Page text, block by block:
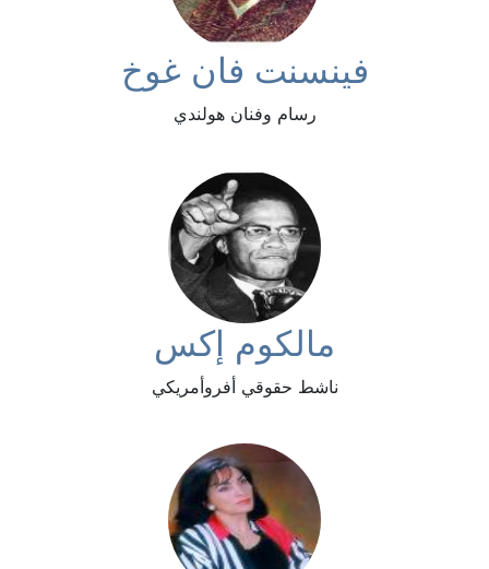
فينسنت فان غوخ
رسام وفنان هولندي
مالكوم إكس
ناشط حقوقي أفروأمريكي